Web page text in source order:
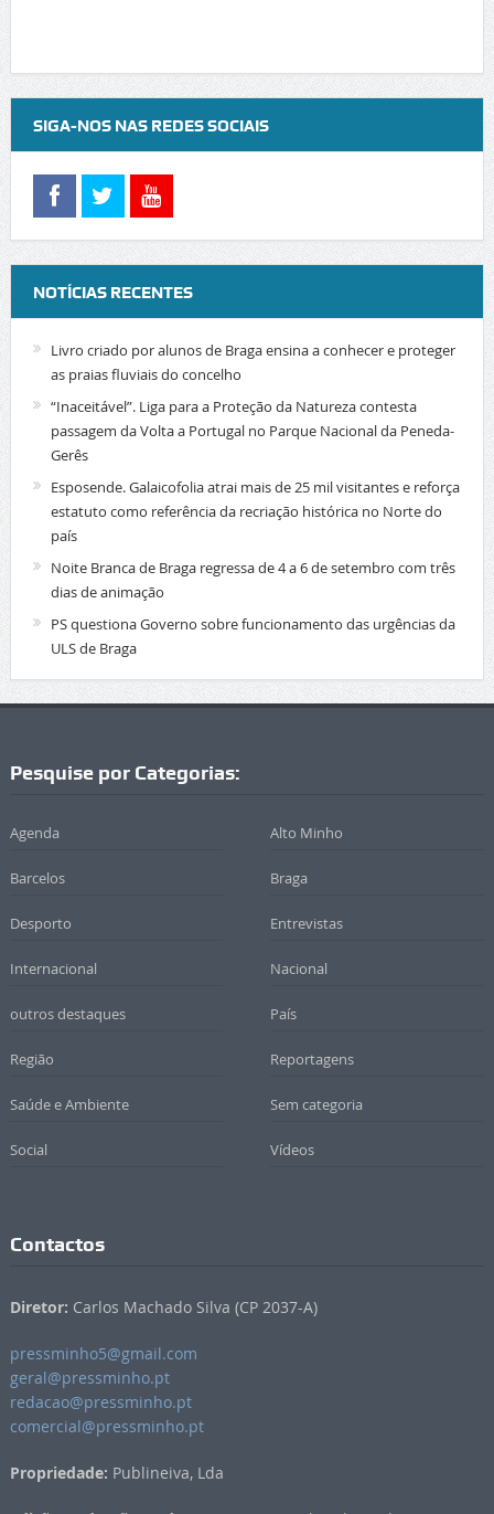
SIGA-NOS NAS REDES SOCIAIS
NOTÍCIAS RECENTES
Livro criado por alunos de Braga ensina a conhecer e proteger
as praias fluviais do concelho
“Inaceitável”. Liga para a Proteção da Natureza contesta
passagem da Volta a Portugal no Parque Nacional da Peneda-
Gerês
Esposende. Galaicofolia atrai mais de 25 mil visitantes e reforça
estatuto como referência da recriação histórica no Norte do
país
Noite Branca de Braga regressa de 4 a 6 de setembro com três
dias de animação
PS questiona Governo sobre funcionamento das urgências da
ULS de Braga
Pesquise por Categorias:
Agenda Alto Minho
Barcelos Braga
Desporto Entrevistas
Internacional Nacional
outros destaques País
Região Reportagens
Saúde e Ambiente Sem categoria
Social Vídeos
Contactos
Diretor: Carlos Machado Silva (CP 2037-A)
pressminho5@gmail.com
geral@pressminho.pt
redacao@pressminho.pt
comercial@pressminho.pt
Propriedade: Publineiva, Lda